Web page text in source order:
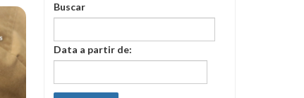
Buscar
Data a partir de: